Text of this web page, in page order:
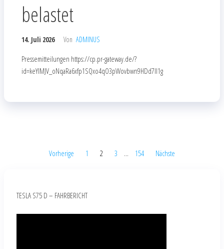
belastet
14. Juli 2026 Von ADMINUS
Pressemitteilungen https://cp.pr-gateway.de/?
id=keYlMJV_oNqaRa6xfp1SQxo4qO3pWovbwn9HDd7Il1g
Vorherige 1 2 3 … 154 Nächste
TESLA S75 D – FAHRBERICHT